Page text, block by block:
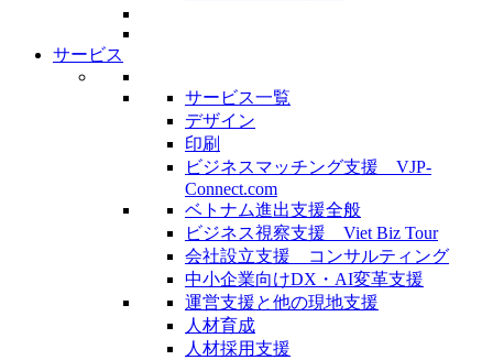
サービス
サービス一覧
デザイン
印刷
ビジネスマッチング支援 VJP-
Connect.com
ベトナム進出支援全般
ビジネス視察支援 Viet Biz Tour
会社設立支援 コンサルティング
中小企業向けDX・AI変革支援
運営支援と他の現地支援
人材育成
人材採用支援